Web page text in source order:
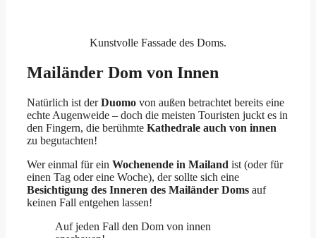
Kunstvolle Fassade des Doms.
Mailänder Dom von Innen
Natürlich ist derDuomo von außen betrachtet bereits eine
echte Augenweide – doch die meisten Touristen juckt es in
den Fingern, die berühmte Kathedrale auch von innen
zu begutachten!
Wer einmal für ein Wochenende in Mailand ist (oder für
einen Tag oder eine Woche), der sollte sich eine
Besichtigung des Inneren des Mailänder Doms auf
keinen Fall entgehen lassen!
Auf jeden Fall den Dom von innen